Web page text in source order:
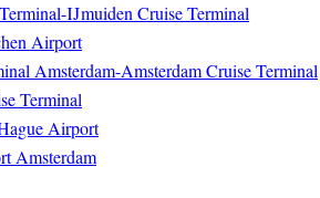
IJmuiden Cruise Terminal
Airport
Amsterdam-Amsterdam Cruise Terminal
Terminal
Airport
Amsterdam